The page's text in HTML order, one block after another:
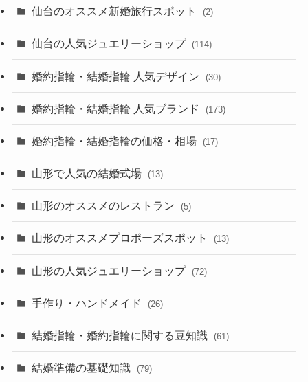
仙台のオススメ新婚旅行スポット (2)
仙台の人気ジュエリーショップ (114)
婚約指輪・結婚指輪 人気デザイン (30)
婚約指輪・結婚指輪 人気ブランド (173)
婚約指輪・結婚指輪の価格・相場 (17)
山形で人気の結婚式場 (13)
山形のオススメのレストラン (5)
山形のオススメプロポーズスポット (13)
山形の人気ジュエリーショップ (72)
手作り・ハンドメイド (26)
結婚指輪・婚約指輪に関する豆知識 (61)
結婚準備の基礎知識 (79)